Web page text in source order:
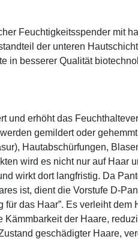
Feuchtigkeitsspender mit
der unteren
in besserer Qualität
und erhöht das
gemildert oder
Hautabschürfungen,
wird es nicht nur auf Haar
wirkt dort langfristig. Da
ist, dient die Vorstufe D-
das Haar”. Es verleiht dem
der Haare,
geschädigter Haare,